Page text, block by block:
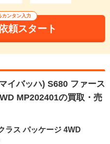
カンタン入力
頼スタート
イバッハ) S680 ファース
MP202401の買取・売
ラス パッケージ 4WD